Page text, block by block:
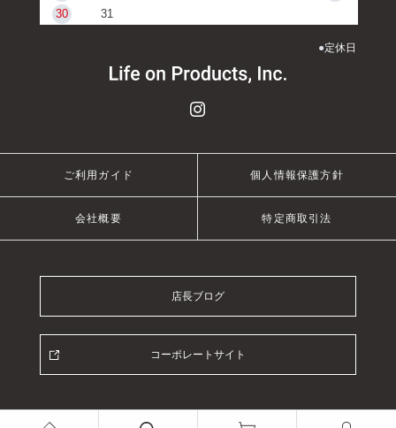
30
31
●定休日
ご利用ガイド 個人情報保護方針
会社概要 特定商取引法
店長ブログ
コーポレートサイト